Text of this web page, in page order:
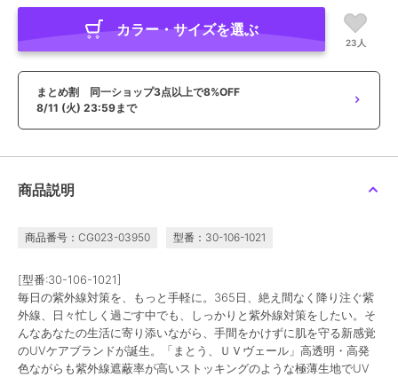
カラー・サイズを選ぶ
23人
まとめ割 同一ショップ3点以上で8%OFF
8/11 (火) 23:59まで
商品説明
商品番号：CG023-03950 型番：30-106-1021
[型番:30-106-1021]
毎日の紫外線対策を、もっと手軽に。365日、絶え間なく降り注ぐ紫
外線、日々忙しく過ごす中でも、しっかりと紫外線対策をしたい。そ
んなあなたの生活に寄り添いながら、手間をかけずに肌を守る新感覚
のUVケアブランドが誕生。「まとう、ＵＶヴェール」高透明・高発
色ながらも紫外線遮蔽率が高いストッキングのような極薄生地でUV